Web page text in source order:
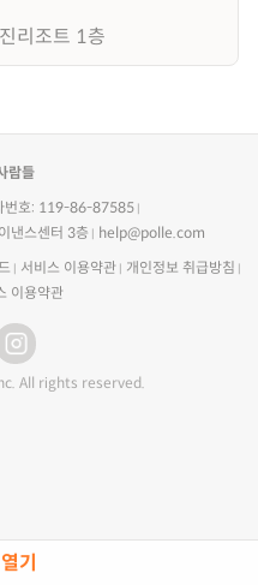
기
리조트 1층
람들
번호: 119-86-87585
낸스센터 3층
help@polle.com
서비스 이용약관
개인정보 취급방침
이용약관
All rights reserved.